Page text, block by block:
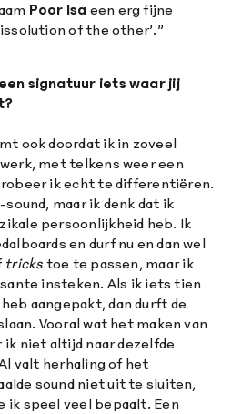
Poor Isa een erg fijne
of the other’.”
signatuur iets waar jij
ook doordat ik in zoveel
met telkens weer een
ik echt te differentiëren.
maar ik denk dat ik
persoonlijkheid heb. Ik
en durf nu en dan wel
tricks toe te passen, maar ik
insteken. Als ik iets tien
aangepakt, dan durft de
Vooral wat het maken van
niet altijd naar dezelfde
valt herhaling of het
sound niet uit te sluiten,
ik speel veel bepaalt. Een